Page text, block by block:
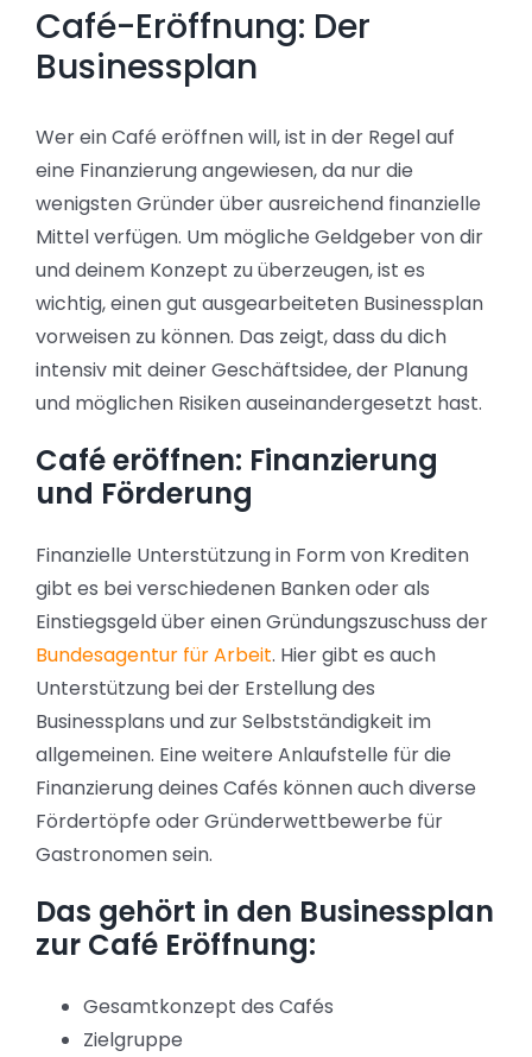
Café-Eröffnung: Der
Businessplan
Wer ein Café eröffnen will, ist in der Regel auf
eine Finanzierung angewiesen, da nur die
wenigsten Gründer über ausreichend finanzielle
Mittel verfügen. Um mögliche Geldgeber von dir
und deinem Konzept zu überzeugen, ist es
wichtig, einen gut ausgearbeiteten Businessplan
vorweisen zu können. Das zeigt, dass du dich
intensiv mit deiner Geschäftsidee, der Planung
und möglichen Risiken auseinandergesetzt hast.
Café eröffnen: Finanzierung
und Förderung
Finanzielle Unterstützung in Form von Krediten
gibt es bei verschiedenen Banken oder als
Einstiegsgeld über einen Gründungszuschuss der
Bundesagentur für Arbeit. Hier gibt es auch
Unterstützung bei der Erstellung des
Businessplans und zur Selbstständigkeit im
allgemeinen. Eine weitere Anlaufstelle für die
Finanzierung deines Cafés können auch diverse
Fördertöpfe oder Gründerwettbewerbe für
Gastronomen sein.
Das gehört in den Businessplan
zur Café Eröffnung:
Gesamtkonzept des Cafés
Zielgruppe